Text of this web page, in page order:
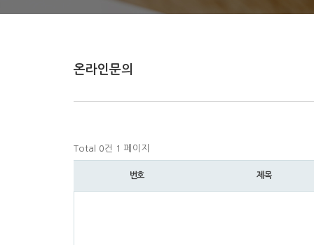
온라인문의
Total 0건 1 페이지
번호 제목